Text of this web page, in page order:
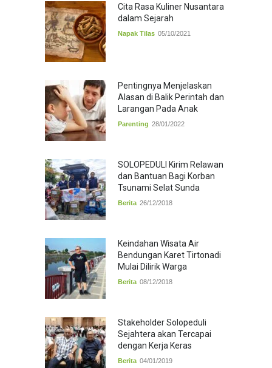
Cita Rasa Kuliner Nusantara
dalam Sejarah
Napak Tilas 05/10/2021
Pentingnya Menjelaskan
Alasan di Balik Perintah dan
Larangan Pada Anak
Parenting 28/01/2022
SOLOPEDULI Kirim Relawan
dan Bantuan Bagi Korban
Tsunami Selat Sunda
Berita 26/12/2018
Keindahan Wisata Air
Bendungan Karet Tirtonadi
Mulai Dilirik Warga
Berita 08/12/2018
Stakeholder Solopeduli
Sejahtera akan Tercapai
dengan Kerja Keras
Berita 04/01/2019